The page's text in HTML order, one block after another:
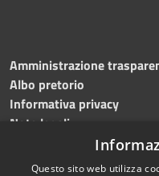
Amministrazione
Albo pretorio
Informativa privacy
Note legali
Dichiarazione di
Questo sito web utilizza